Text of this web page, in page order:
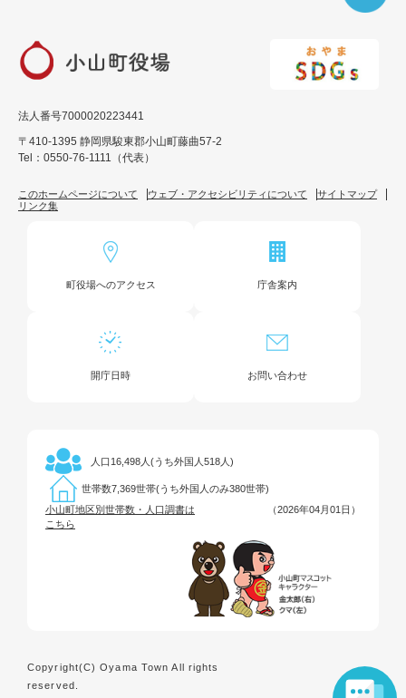
法人番号7000020223441
〒410-1395 静岡県駿東郡小山町藤曲57-2
Tel：0550-76-1111（代表）
このホームページについて ウェブ・アクセシビリティについて
サイトマップ
リンク集
町役場へのアクセス 庁舎案内
開庁日時 お問い合わせ
人口 16,498人(うち外国人518人)
世帯数7,369世帯(うち外国人のみ380世帯)
小山町地区別世帯数・人口調書は
こちら
（2026年04月01日）
Copyright(C) Oyama Town All rights
reserved.